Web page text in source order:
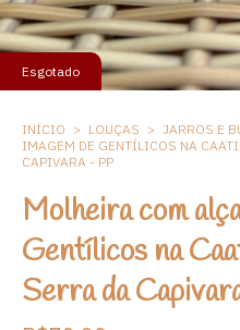
Esgotado
INÍCIO > LOUÇAS > JARROS E
IMAGEM DE GENTÍLICOS NA
CAPIVARA - PP
Molheira com
Gentílicos na
Serra da